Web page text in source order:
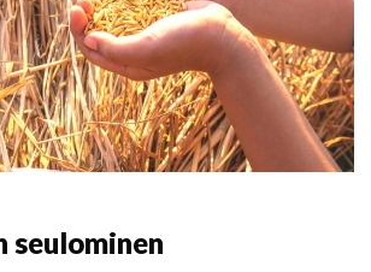
seulominen